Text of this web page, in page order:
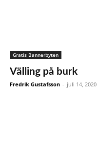
Gratis Bannerbyten
Välling på burk
Fredrik Gustafsson - juli 14, 2020